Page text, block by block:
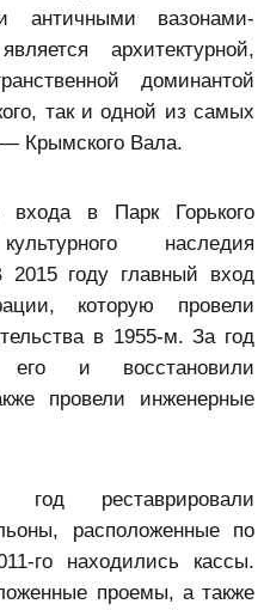
античными вазонами-
архитектурной,
доминантой
так и одной из самых
— Крымского Вала.
входа в Парк Горького
наследия
2015 году главный вход
которую провели
в 1955-м. За год
его и восстановили
провели инженерные
реставрировали
расположенные по
го находились кассы.
проемы, а также